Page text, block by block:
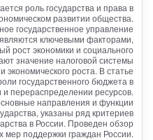
роль государства и права в
развитии общества.
государственное управление
ключевыми факторами,
рост экономики и социального
значение налоговой системы
роста. В статье
государственного бюджета в
перераспределении ресурсов.
направления и функции
указаны ряд критериев
в России. Проведен обзор
мер поддержки граждан России.